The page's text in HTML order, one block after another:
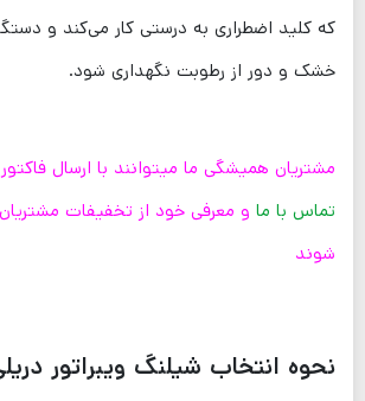
که کلید اضطراری به درستی کار می‌کند و
خشک و دور از رطوبت نگهداری شود.
مشتریان همیشگی ما میتوانند با ارسال
تماس با ما و معرفی خود از تخفیفات مشتریان
شوند
نحوه انتخاب شیلنگ ویبراتور